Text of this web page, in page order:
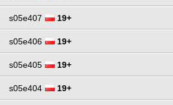
s05e407 19+
s05e406 19+
s05e405 19+
s05e404 19+